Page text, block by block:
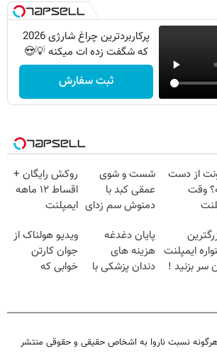
پرکاربردترین چراغ شارژی 2026
که شگفت زده ات میکنه 💡😍
ثبت سفارش
از دست
وقت
شست و شوی
عمقی کبد با
دمنوش سم زدای
روکش رایگان +
اقساط ۱۲ ماهه
ایمپلنت
ایمپلنت
سر بزنید !
پایان دغدغه
هزینه های
دندان پزشکی با
ویدیو هولناک از
جوان کارتن
خوابی که
نسبت ناروا به اشخاص حقیقی و حقوقی منتشر